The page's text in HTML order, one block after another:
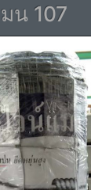
น 107